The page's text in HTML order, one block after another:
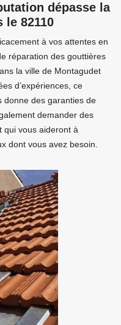
dépasse la
le 82110
à vos attentes en
réparation des gouttières
la ville de Montagudet
d’expériences, ce
donne des garanties de
demander des
qui vous aideront à
dont vous avez besoin.